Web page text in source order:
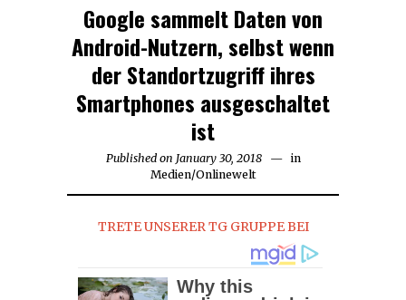
Google sammelt Daten von
Android-Nutzern, selbst wenn
der Standortzugriff ihres
Smartphones ausgeschaltet
ist
Published on January 30, 2018January
in
Medien/Onlinewelt
TRETE UNSERER TG GRUPPE BEI